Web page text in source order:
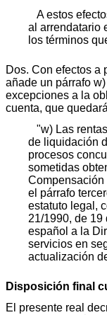
A estos
al arrendatario
los términos
Dos. Con efectos a
añade un párrafo
excepciones a la
cuenta, que
"w) Las
de liquidación
procesos
sometidas
Compensación
el párrafo
estatuto legal,
21/1990, de 19
español a la
servicios en
actualización
Disposición final
El presente real